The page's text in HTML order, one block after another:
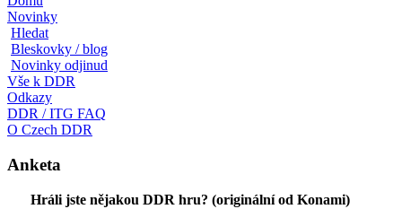
Novinky
Hledat
Bleskovky / blog
Novinky odjinud
Vše k DDR
Odkazy
DDR / ITG FAQ
O Czech DDR
Anketa
Hráli jste nějakou DDR hru? (originální od Konami)